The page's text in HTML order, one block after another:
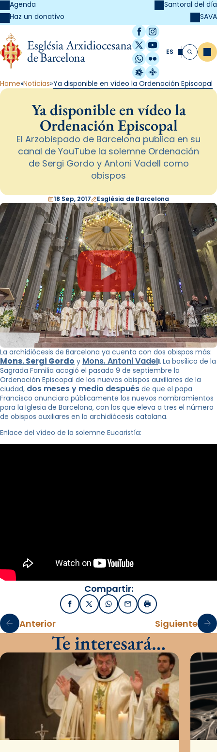
Agenda
Haz un donativo
Santoral del día
SAVA
Facebook
Instagram
X / Twitter
YouTube
WhatsApp
Flickr
Radio Estel
Catalunya
ES Buscar
Home Noticias Ya disponible en vídeo la Ordenación Episcopal
Ya disponible en vídeo la
Ordenación Episcopal
El Arzobispado de Barcelona publica en su
canal de YouTube la solemne Ordenación
de Sergi Gordo y Antoni Vadell como
obispos
18 Sep, 2017 Església de Barcelona
La archidiócesis de Barcelona ya cuenta con dos obispos más:
Mons. Sergi Gordo y Mons. Antoni Vadell. La basílica de la
Sagrada Familia acogió el pasado 9 de septiembre la
Ordenación Episcopal de los nuevos obispos auxiliares de la
ciudad, dos meses y medio después de que el papa
Francisco anunciara públicamente los nuevos nombramientos
para la Iglesia de Barcelona, con los que eleva a tres el número
de obispos auxiliares en la archidiócesis catalana.
Enlace del vídeo de la solemne Eucaristía:
Compartir:
FacebookX / TwitterWhatsApp
EmailImprimir
Anterior Siguiente
Te interesará…